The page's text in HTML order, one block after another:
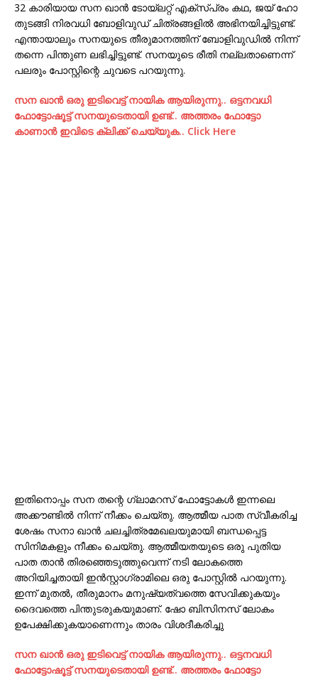
32 കാരിയായ സന ഖാൻ ടോയ്‌ലറ്റ് എക്സ്പ്രം കഥ, ജയ് ഹോ
തുടങ്ങി നിരവധി ബോളിവുഡ് ചിത്രങ്ങളിൽ അഭിനയിച്ചിട്ടുണ്ട്.
എന്തായാലും സനയുടെ തീരുമാനത്തിന് ബോളിവുഡിൽ നിന്ന്
തന്നെ പിന്തുണ ലഭിച്ചിട്ടുണ്ട്. സനയുടെ രീതി നല്ലതാണെന്ന്
പലരും പോസ്റ്റിന്റെ ചുവടെ പറയുന്നു.
സന ഖാന്‍ ഒരു ഇടിവെട്ട് നായിക ആയിരുന്നു.. ഒട്ടനവധി
ഫോട്ടോഷൂട്ട്‌ സനയുടെതായി ഉണ്ട്.. അത്തരം ഫോട്ടോ
കാണാന്‍ ഇവിടെ ക്ലിക്ക് ചെയ്യുക.. Click Here
ഇതിനൊപ്പം സന തന്റെ ഗ്ലാമറസ് ഫോട്ടോകൾ ഇന്നലെ
അക്കൗണ്ടിൽ നിന്ന് നീക്കം ചെയ്തു. ആത്മീയ പാത സ്വീകരിച്ച
ശേഷം സനാ ഖാൻ ചലച്ചിത്രമേഖലയുമായി ബന്ധപ്പെട്ട
സിനിമകളും നീക്കം ചെയ്തു. ആത്മീയതയുടെ ഒരു പുതിയ
പാത താൻ തിരഞ്ഞെടുത്തുവെന്ന് നടി ലോകത്തെ
അറിയിച്ചതായി ഇൻസ്റ്റാഗ്രാമിലെ ഒരു പോസ്റ്റിൽ പറയുന്നു.
ഇന്ന് മുതൽ, തീരുമാനം മനുഷ്യത്വത്തെ സേവിക്കുകയും
ദൈവത്തെ പിന്തുടരുകയുമാണ്. ഷോ ബിസിനസ് ലോകം
ഉപേക്ഷിക്കുകയാണെന്നും താരം വിശദീകരിച്ചു
സന ഖാന്‍ ഒരു ഇടിവെട്ട് നായിക ആയിരുന്നു.. ഒട്ടനവധി
ഫോട്ടോഷൂട്ട്‌ സനയുടെതായി ഉണ്ട്.. അത്തരം ഫോട്ടോ